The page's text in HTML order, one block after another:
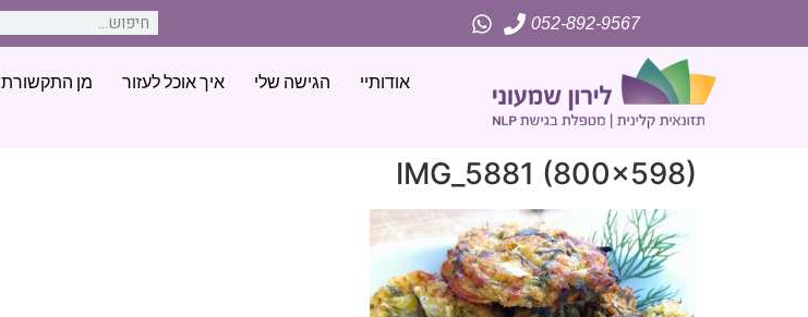
052-892-9567
אודותיי הגישה שלי איך אוכל לעזור מן התקשורת
IMG_5881 (800×598)